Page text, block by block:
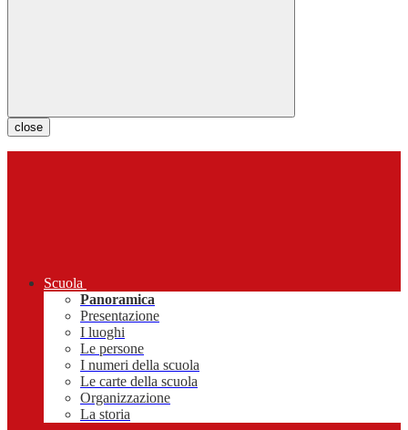
close
Scuola
Panoramica
Presentazione
I luoghi
Le persone
I numeri della scuola
Le carte della scuola
Organizzazione
La storia